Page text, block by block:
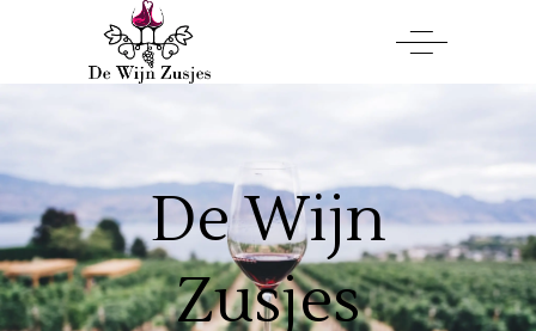
De Wijn
Zusjes